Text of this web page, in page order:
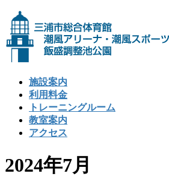
ン
テ
ン
ツ
ビ
ゲ
ー
シ
施設案内
利用料金
トレーニングルーム
教室案内
アクセス
2024年7月